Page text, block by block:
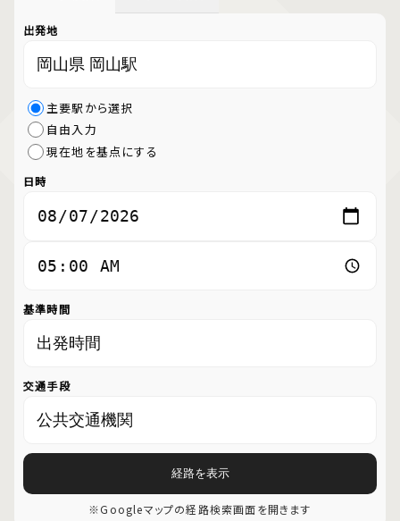
出発地
主要駅から選択
自由入力
現在地を基点にする
日時
基準時間
交通手段
経路を表示
※Googleマップの経路検索画面を開きます